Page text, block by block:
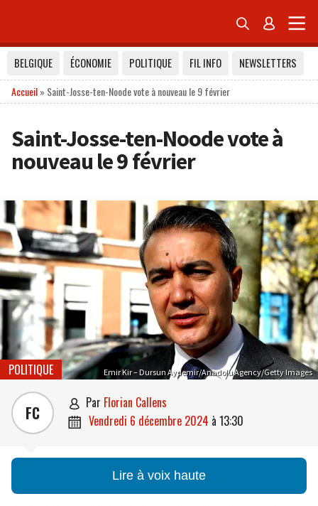
 
BELGIQUE ÉCONOMIE POLITIQUE FIL INFO
NEWSLETTERS
Accueil» Saint-Josse-ten-Noode vote à nouveau le 9 février
Saint-Josse-ten-Noode vote à
nouveau le 9 février
Emir Kir – Dursun Aydemir/Anadolu Agency/Getty Images
POLITIQUE
FC  par Florian Callens
 vendredi 6 décembre 2024 à 13:30
Lire à voix haute